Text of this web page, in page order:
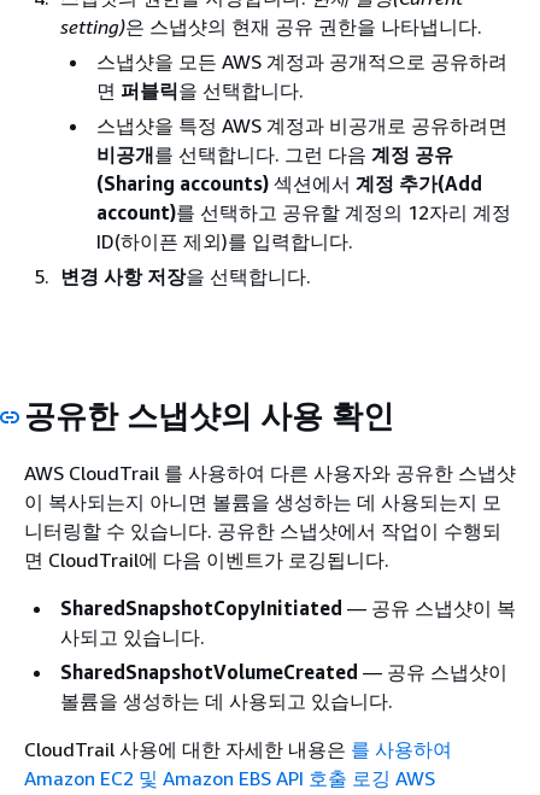
setting)은 스냅샷의 현재 공유 권한을 나타냅니다.
스냅샷을 모든 AWS 계정과 공개적으로 공유하려
면 퍼블릭을 선택합니다.
스냅샷을 특정 AWS 계정과 비공개로 공유하려면
비공개를 선택합니다. 그런 다음 계정 공유
(Sharing accounts) 섹션에서 계정 추가(Add
account)를 선택하고 공유할 계정의 12자리 계정
ID(하이픈 제외)를 입력합니다.
변경 사항 저장을 선택합니다.
공유한 스냅샷의 사용 확인
AWS CloudTrail 를 사용하여 다른 사용자와 공유한 스냅샷
이 복사되는지 아니면 볼륨을 생성하는 데 사용되는지 모
니터링할 수 있습니다. 공유한 스냅샷에서 작업이 수행되
면 CloudTrail에 다음 이벤트가 로깅됩니다.
SharedSnapshotCopyInitiated — 공유 스냅샷이 복
사되고 있습니다.
SharedSnapshotVolumeCreated — 공유 스냅샷이
볼륨을 생성하는 데 사용되고 있습니다.
CloudTrail 사용에 대한 자세한 내용은 를 사용하여
Amazon EC2 및 Amazon EBS API 호출 로깅 AWS